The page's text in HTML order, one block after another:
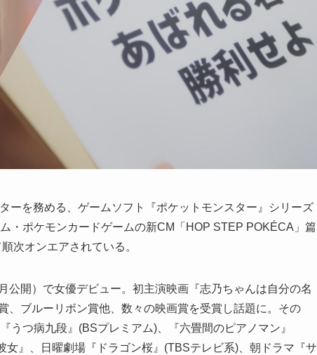
ーを務める、ゲームソフト『ポケットモンスター』シリーズ
・ポケモンカードゲームの新CM「HOP STEP POKÉCA」篇
次オンエアされている。
公開）で女優デビュー。初主演映画『志乃ちゃんは自分の名
、ブルーリボン賞他、数々の映画賞を受賞し話題に。その
うつ病九段』(BSプレミアム)、『六畳間のピアノマン』
』、日曜劇場『ドラゴン桜』(TBSテレビ系)、朝ドラマ『サ